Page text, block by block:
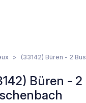
(33142) Büren - 2
Büren - 2